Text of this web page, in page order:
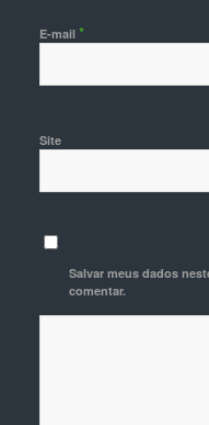
E-mail *
Site
Salvar meus dados
comentar.